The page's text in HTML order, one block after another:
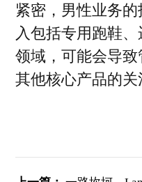
紧密，男性业务
入包括专用跑鞋
领域，可能会导
其他核心产品的关